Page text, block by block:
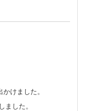
けました。
した。